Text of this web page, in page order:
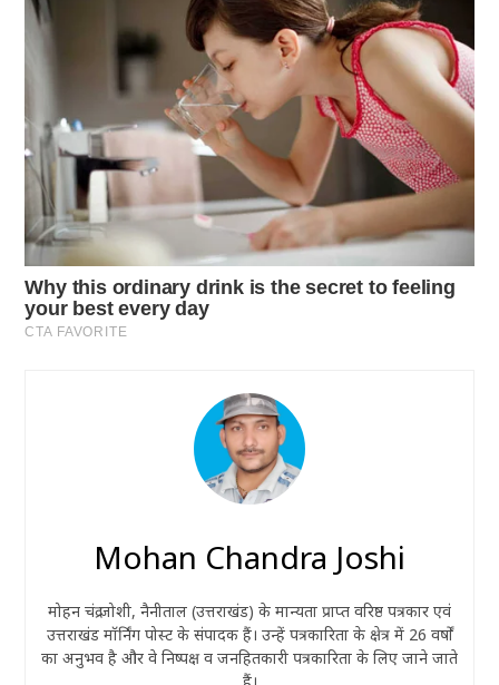
Mohan Chandra Joshi
मोहन चंद्र जोशी, नैनीताल (उत्तराखंड) के मान्यता प्राप्त वरिष्ठ पत्रकार एवं
उत्तराखंड मॉर्निंग पोस्ट के संपादक हैं। उन्हें पत्रकारिता के क्षेत्र में 26 वर्षों
का अनुभव है और वे निष्पक्ष व जनहितकारी पत्रकारिता के लिए जाने जाते